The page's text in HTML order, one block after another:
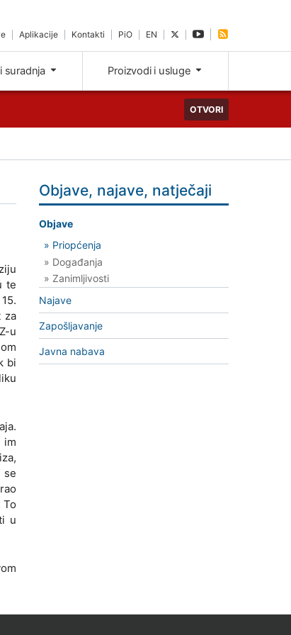
Aplikacije Kontakti PiO EN
suradnja Proizvodi i usluge
OTVORI
te
za
u
bi
im
se
To
u
Objave, najave, natječaji
Objave
» Priopćenja
» Događanja
» Zanimljivosti
Najave
Zapošljavanje
Javna nabava